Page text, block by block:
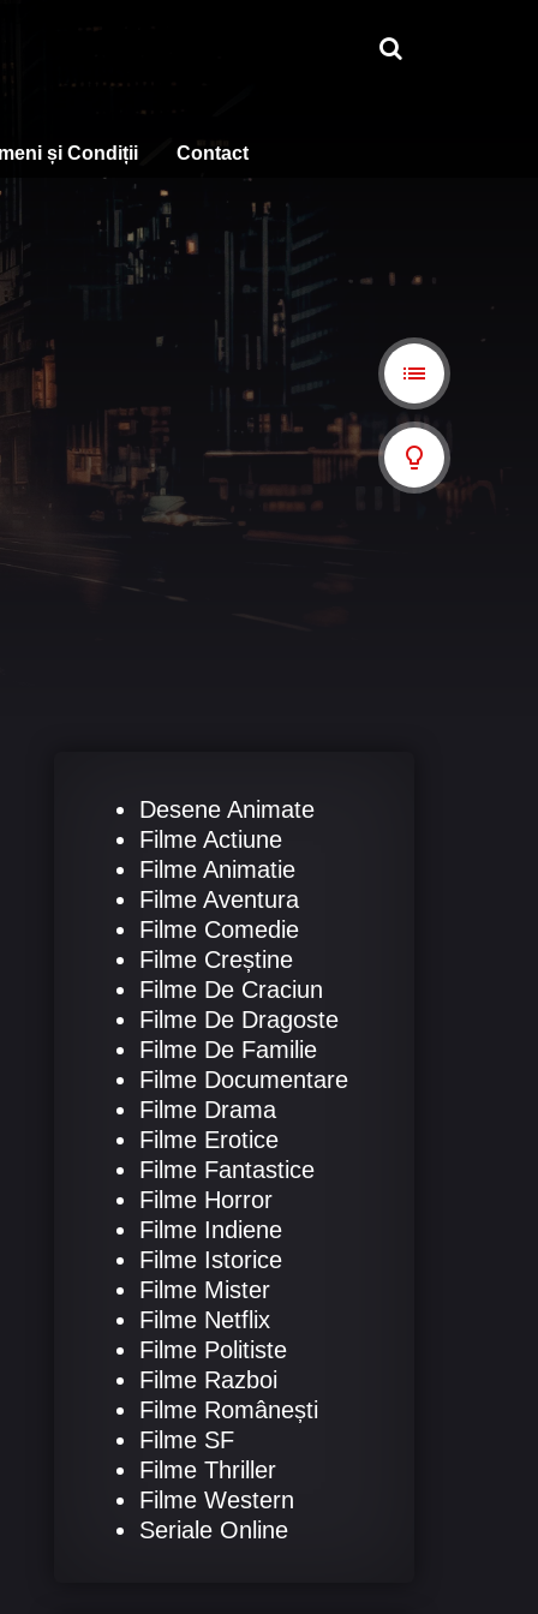
și Condiții Contact
Desene Animate
Filme Actiune
Filme Animatie
Filme Aventura
Filme Comedie
Filme Creștine
Filme De Craciun
Filme De Dragoste
Filme De Familie
Filme Documentare
Filme Drama
Filme Erotice
Filme Fantastice
Filme Horror
Filme Indiene
Filme Istorice
Filme Mister
Filme Netflix
Filme Politiste
Filme Razboi
Filme Românești
Filme SF
Filme Thriller
Filme Western
Seriale Online